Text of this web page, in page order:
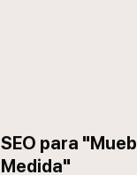
SEO para
Medida"